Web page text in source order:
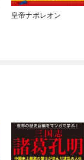
皇帝ナポレオン